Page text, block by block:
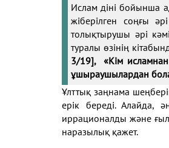
Ислам діні бойынша
жіберілген соңғы
толықтырушы әрі
туралы өзінің
3/19], «Кім исламнан
ұшыраушылардан
Ұлттық заңнама
ерік береді. Алайда,
иррационалды және
наразылық қажет.